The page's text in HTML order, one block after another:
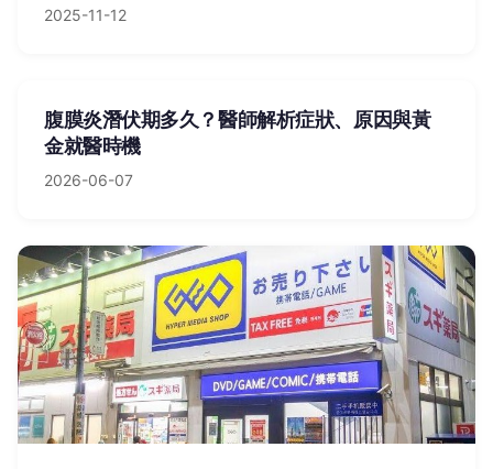
2025-11-12
腹膜炎潛伏期多久？醫師解析症狀、原因與黃
金就醫時機
2026-06-07